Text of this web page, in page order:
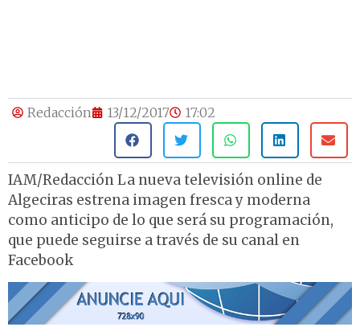
Redacción 13/12/2017 17:02
IAM/Redacción La nueva televisión online de
Algeciras estrena imagen fresca y moderna
como anticipo de lo que será su programación,
que puede seguirse a través de su canal en
Facebook